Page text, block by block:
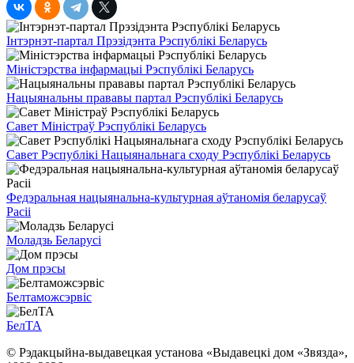
Інтэрнэт-партал Прэзідэнта Рэспублікі Беларусь
Міністэрства інфармацыі Рэспублікі Беларусь
Нацыянальны прававы партал Рэспублікі Беларусь
Савет Міністраў Рэспублікі Беларусь
Савет Рэспублікі Нацыянальнага сходу Рэспублікі Беларусь
Федэральная нацыянальна-культурная аўтаномія беларусаў
Расіі
Моладзь Беларусі
Дом прэсы
Белтаможсэрвіс
БелТА
© Рэдакцыйна-выдавецкая установа «Выдавецкі дом «Звязда»,